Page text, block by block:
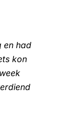
en had
kon